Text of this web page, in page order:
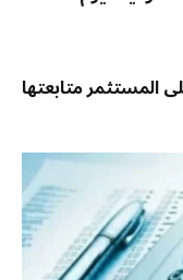
المستثمر متابعتها